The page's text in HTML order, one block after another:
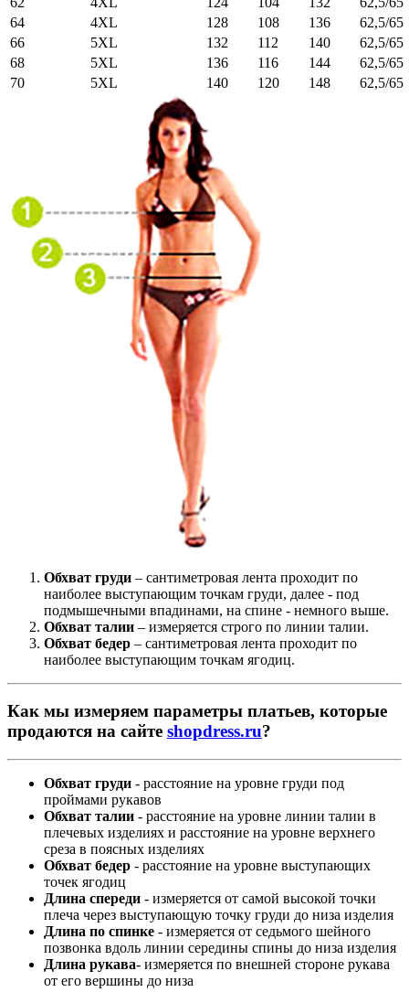
64
4XL 128 108 136
62,5/65
66
5XL 132 112 140
62,5/65
68
5XL 136 116 144
62,5/65
70
5XL 140 120 148 62,5/65
Обхват груди – сантиметровая лента проходит по
наиболее выступающим точкам груди, далее - под
подмышечными впадинами, на спине - немного выше.
Обхват талии – измеряется строго по линии талии.
Обхват бедер – сантиметровая лента проходит по
наиболее выступающим точкам ягодиц.
Как мы измеряем параметры платьев, которые
продаются на сайте shopdress.ru?
Обхват груди - расстояние на уровне груди под
проймами рукавов
Обхват талии - расстояние на уровне линии талии в
плечевых изделиях и расстояние на уровне верхнего
среза в поясных изделиях
Обхват бедер - расстояние на уровне выступающих
точек ягодиц
Длина спереди - измеряется от самой высокой точки
плеча через выступающую точку груди до низа изделия
Длина по спинке - измеряется от седьмого шейного
позвонка вдоль линии середины спины до низа изделия
Длина рукава- измеряется по внешней стороне рукава
от его вершины до низа